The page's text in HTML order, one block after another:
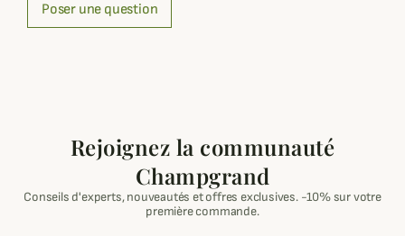
Poser une question
Rejoignez la communauté
Champgrand
Conseils d'experts, nouveautés et offres exclusives. -10% sur votre
première commande.